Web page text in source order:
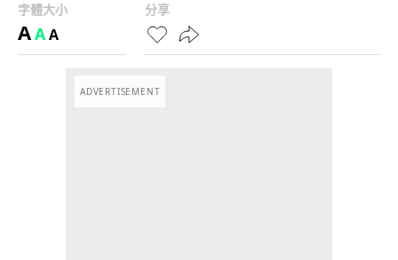
字體大小
AAA
分享
ADVERTISEMENT